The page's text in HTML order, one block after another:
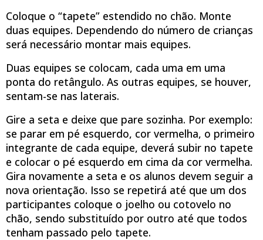
Coloque o “tapete” estendido no chão. Monte
duas equipes. Dependendo do número de crianças
será necessário montar mais equipes.
Duas equipes se colocam, cada uma em uma
ponta do retângulo. As outras equipes, se houver,
sentam-se nas laterais.
Gire a seta e deixe que pare sozinha. Por exemplo:
se parar em pé esquerdo, cor vermelha, o primeiro
integrante de cada equipe, deverá subir no tapete
e colocar o pé esquerdo em cima da cor vermelha.
Gira novamente a seta e os alunos devem seguir a
nova orientação. Isso se repetirá até que um dos
participantes coloque o joelho ou cotovelo no
chão, sendo substituído por outro até que todos
tenham passado pelo tapete.